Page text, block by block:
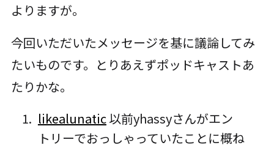
よりますが。
今回いただいたメッセージを基に議論してみ
たいものです。とりあえずポッドキャストあ
たりかな。
likealunatic以前yhassyさんがエン
トリーでおっしゃっていたことに概ね